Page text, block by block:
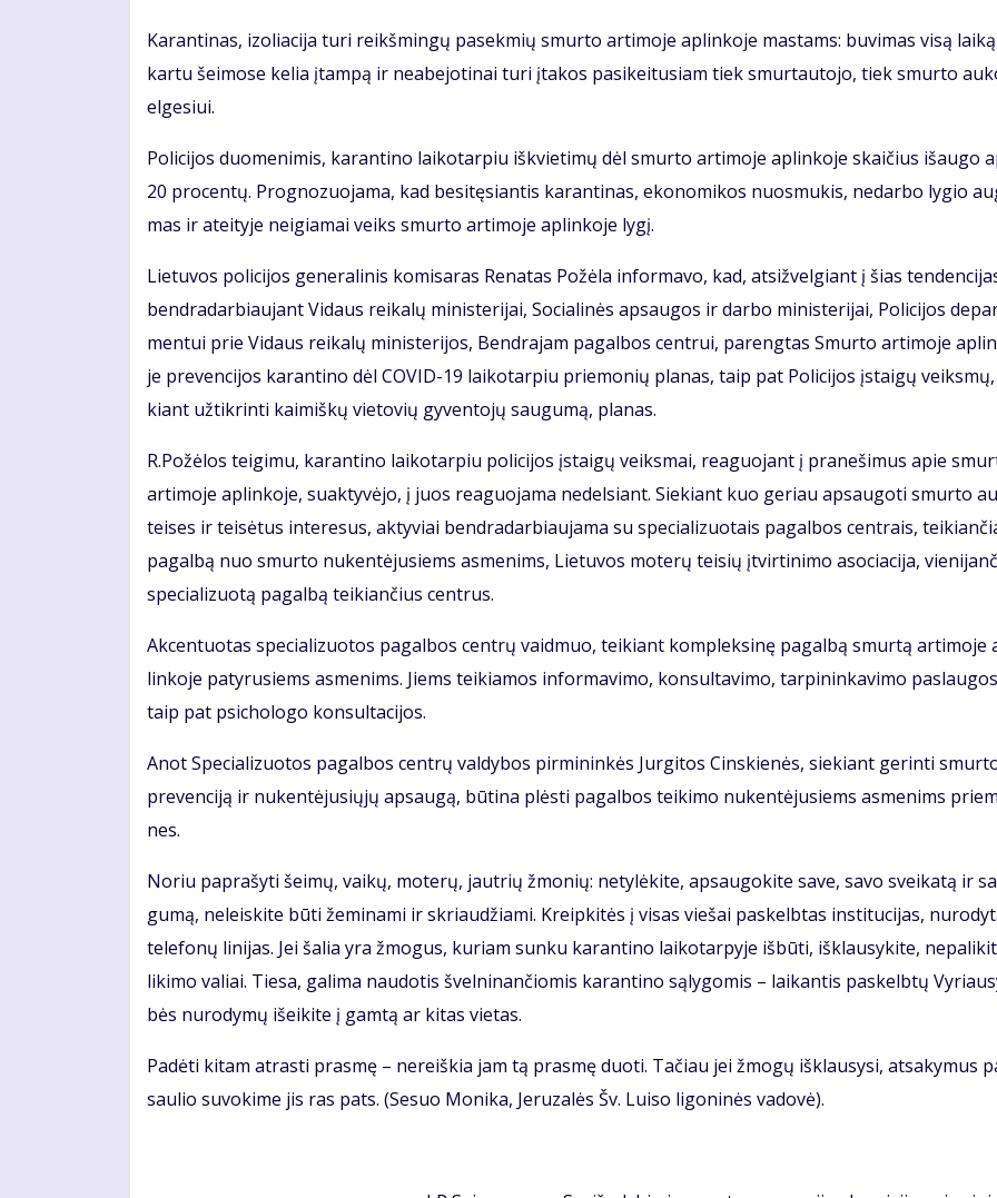
Ka­ran­ti­nas, izo­lia­ci­ja tu­ri reikš­min­gų pa­sek­mių smur­to ar­ti­mo­je ap­lin­ko­je mas­tams: bu­vi­mas vi­są lai­ką
kar­tu šei­mo­se ke­lia įtam­pą ir ne­abe­jo­ti­nai tu­ri įta­kos pa­si­kei­tu­siam tiek smur­tau­to­jo, tiek smur­to
el­ge­siui.
Po­li­ci­jos duo­me­ni­mis, ka­ran­ti­no lai­ko­tar­piu iš­kvie­ti­mų dėl smur­to ar­ti­mo­je ap­lin­ko­je skai­čius iš­au­go
20 pro­cen­tų. Prog­no­zuo­ja­ma, kad be­si­tę­sian­tis ka­ran­ti­nas, eko­no­mi­kos nuos­mu­kis, ne­dar­bo ly­gio
mas ir at­ei­ty­je ne­igia­mai veiks smur­to ar­ti­mo­je ap­lin­ko­je ly­gį.
Lie­tu­vos po­li­ci­jos ge­ne­ra­li­nis ko­mi­sa­ras Re­na­tas Po­žė­la in­for­ma­vo, kad, at­si­žvel­giant į šias
ben­dra­dar­biau­jant Vi­daus rei­ka­lų mi­nis­te­ri­jai, So­cia­li­nės ap­sau­gos ir dar­bo mi­nis­te­ri­jai, Po­li­ci­jos
men­tui prie Vi­daus rei­ka­lų mi­nis­te­ri­jos, Ben­dra­jam pa­gal­bos cen­trui, pa­reng­tas Smur­to ar­ti­mo­je
je pre­ven­ci­jos ka­ran­ti­no dėl CO­VID-19 lai­ko­tar­piu prie­mo­nių pla­nas, taip pat Po­li­ci­jos įstai­gų
kiant už­tik­rin­ti kai­miš­kų vie­to­vių gy­ven­to­jų sau­gu­mą, pla­nas.
R.Po­žė­los tei­gi­mu, ka­ran­ti­no lai­ko­tar­piu po­li­ci­jos įstai­gų veiks­mai, re­a­guo­jant į pra­ne­ši­mus apie
ar­ti­mo­je ap­lin­ko­je, su­ak­ty­vė­jo, į juos re­a­guo­ja­ma ne­del­siant. Sie­kiant kuo ge­riau ap­sau­go­ti smur­to
tei­ses ir tei­sė­tus in­te­re­sus, ak­ty­viai ben­dra­dar­biau­ja­ma su spe­cia­li­zuo­tais pa­gal­bos cen­trais,
pa­gal­bą nuo smur­to nu­ken­tė­ju­siems as­me­nims, Lie­tu­vos mo­te­rų tei­sių įtvir­ti­ni­mo aso­cia­ci­ja,
spe­cia­li­zuo­tą pa­gal­bą tei­kian­čius cen­trus.
Ak­cen­tuo­tas spe­cia­li­zuo­tos pa­gal­bos cen­trų vaid­muo, tei­kiant kom­plek­si­nę pa­gal­bą smur­tą
lin­ko­je pa­ty­ru­siems as­me­nims. Jiems tei­kia­mos in­for­ma­vi­mo, kon­sul­ta­vi­mo, tar­pi­nin­ka­vi­mo
taip pat psi­cho­lo­go kon­sul­ta­ci­jos.
Anot Spe­cia­li­zuo­tos pa­gal­bos cen­trų val­dy­bos pir­mi­nin­kės Jur­gi­tos Cins­kie­nės, sie­kiant ge­rin­ti
pre­ven­ci­ją ir nu­ken­tė­ju­sių­jų ap­sau­gą, bū­ti­na plės­ti pa­gal­bos tei­ki­mo nu­ken­tė­ju­siems as­me­nims
nes.
No­riu pa­pra­šy­ti šei­mų, vai­kų, mo­te­rų, jaut­rių žmo­nių: ne­ty­lė­ki­te, ap­sau­go­ki­te sa­ve, sa­vo svei­ka­tą ir
gu­mą, ne­leis­ki­te bū­ti že­mi­na­mi ir skriau­džia­mi. Kreip­ki­tės į vi­sas vie­šai pa­skelb­tas ins­ti­tu­ci­jas,
te­le­fo­nų li­ni­jas. Jei ša­lia yra žmo­gus, ku­riam sun­ku ka­ran­ti­no lai­ko­tar­py­je iš­bū­ti, iš­klau­sy­ki­te,
li­ki­mo va­liai. Tie­sa, ga­li­ma nau­do­tis švel­ni­nan­čio­mis ka­ran­ti­no są­ly­go­mis – lai­kan­tis pa­skelb­tų
bės nu­ro­dy­mų iš­ei­ki­te į gam­tą ar ki­tas vie­tas.
Pa­dė­ti ki­tam at­ras­ti pras­mę – ne­reiš­kia jam tą pras­mę duo­ti. Ta­čiau jei žmo­gų iš­klau­sy­si, at­sa­ky­mus
sau­lio su­vo­ki­me jis ras pats. (Se­suo Mo­ni­ka, Je­ru­za­lės Šv. Lui­so li­go­ni­nės va­do­vė).